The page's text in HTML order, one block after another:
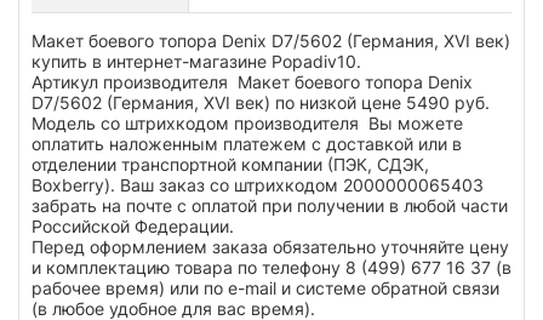
Макет боевого топора Denix D7/5602 (Германия, XVI век)
купить в интернет-магазине Popadiv10.
Артикул производителя Макет боевого топора Denix
D7/5602 (Германия, XVI век) по низкой цене 5490 руб.
Модель со штрихкодом производителя Вы можете
оплатить наложенным платежем с доставкой или в
отделении транспортной компании (ПЭК, СДЭК,
Boxberry). Ваш заказ со штрихкодом 2000000065403
забрать на почте с оплатой при получении в любой части
Российской Федерации.
Перед оформлением заказа обязательно уточняйте цену
и комплектацию товара по телефону 8 (499) 677 16 37 (в
рабочее время) или по e-mail и системе обратной связи
(в любое удобное для вас время).